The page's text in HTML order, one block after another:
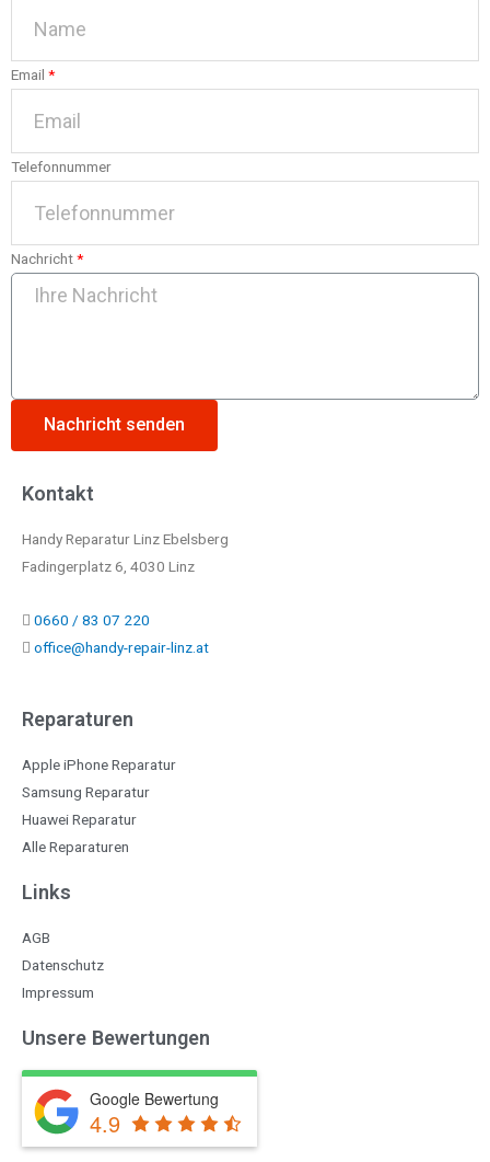
Email
Telefonnummer
Nachricht
Nachricht senden
Kontakt
Handy Reparatur Linz Ebelsberg
Fadingerplatz 6, 4030 Linz
0660 / 83 07 220
office@handy-repair-linz.at
Reparaturen
Apple iPhone Reparatur
Samsung Reparatur
Huawei Reparatur
Alle Reparaturen
Links
AGB
Datenschutz
Impressum
Unsere Bewertungen
Google Bewertung
4.9